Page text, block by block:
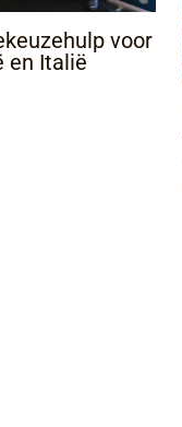
voor
en Italië